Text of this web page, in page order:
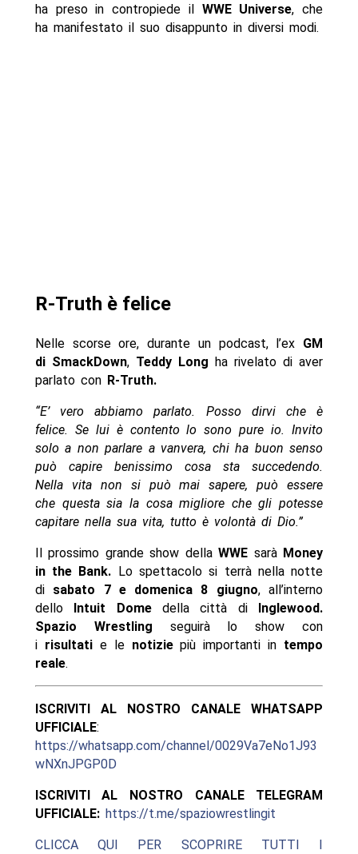
ha preso in contropiede il WWE Universe, che
ha manifestato il suo disappunto in diversi modi.
R-Truth è felice
Nelle scorse ore, durante un podcast, l’ex GM
di SmackDown, Teddy Long ha rivelato di aver
parlato con R-Truth.
“E’ vero abbiamo parlato. Posso dirvi che è
felice. Se lui è contento lo sono pure io. Invito
solo a non parlare a vanvera, chi ha buon senso
può capire benissimo cosa sta succedendo.
Nella vita non si può mai sapere, può essere
che questa sia la cosa migliore che gli potesse
capitare nella sua vita, tutto è volontà di Dio.”
Il prossimo grande show dellaWWE sarà Money
in the Bank. Lo spettacolo si terrà nella notte
disabato 7 e domenica 8 giugno, all’interno
delloIntuit Domedella città di Inglewood.
Spazio Wrestling seguirà lo show con
i risultatie le notiziepiù importanti in tempo
reale.
ISCRIVITI AL NOSTRO CANALE WHATSAPP
UFFICIALE:
https://whatsapp.com/channel/0029Va7eNo1J93
wNXnJPGP0D
ISCRIVITI AL NOSTRO CANALE TELEGRAM
UFFICIALE: https://t.me/spaziowrestlingit
CLICCA QUI PER SCOPRIRE TUTTI I